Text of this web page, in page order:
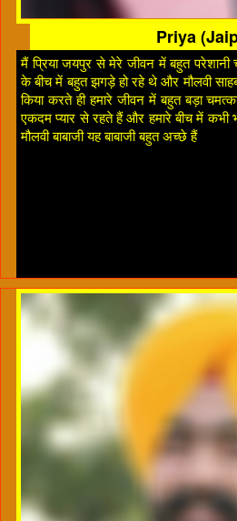
Priya
मैं प्रिया जयपुर से मेरे जीवन में बहुत परेशानी
के बीच में बहुत झगड़े हो रहे थे और मौलवी
किया करते ही हमारे जीवन में बहुत बड़ा
एकदम प्यार से रहते हैं और हमारे बीच में कभी
मौलवी बाबाजी यह बाबाजी बहुत अच्छे हैं